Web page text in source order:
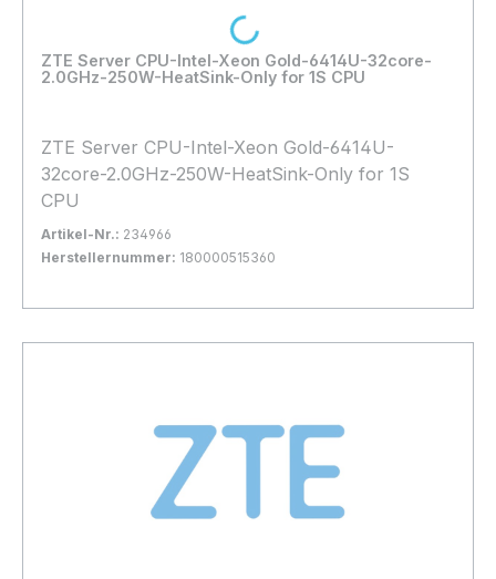
ZTE Server CPU-Intel-Xeon Gold-6414U-32core-
2.0GHz-250W-HeatSink-Only for 1S CPU
ZTE Server CPU-Intel-Xeon Gold-6414U-
32core-2.0GHz-250W-HeatSink-Only for 1S
CPU
Artikel-Nr.: 234966
Herstellernummer: 180000515360
In den Warenkorb
Loading...